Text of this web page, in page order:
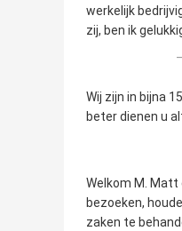
werkelijk
zij, ben ik
Wij zijn in bijna
beter dienen u
Welkom M. Matt
bezoeken,
zaken te